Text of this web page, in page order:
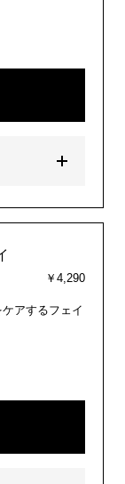
￥4,290
アするフェイ